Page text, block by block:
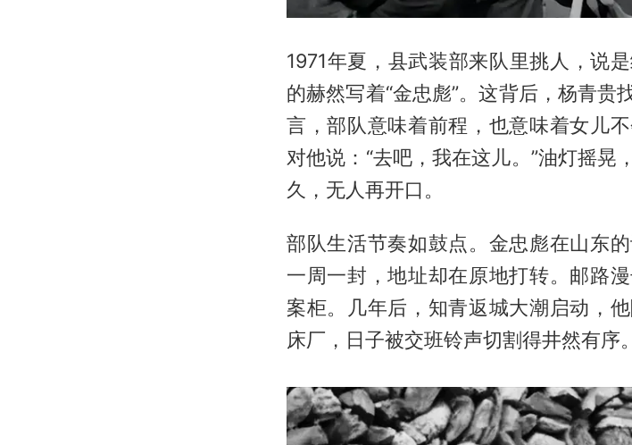
1971年夏，县武装部来队里挑人，说
的赫然写着“金忠彪”。这背后，杨青贵
言，部队意味着前程，也意味着女儿
对他说：“去吧，我在这儿。”油灯摇晃
久，无人再开口。
部队生活节奏如鼓点。金忠彪在山东
一周一封，地址却在原地打转。邮路
案柜。几年后，知青返城大潮启动，
床厂，日子被交班铃声切割得井然有序。